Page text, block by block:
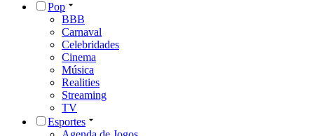
Pop
BBB
Carnaval
Celebridades
Cinema
Música
Realities
Streaming
TV
Esportes